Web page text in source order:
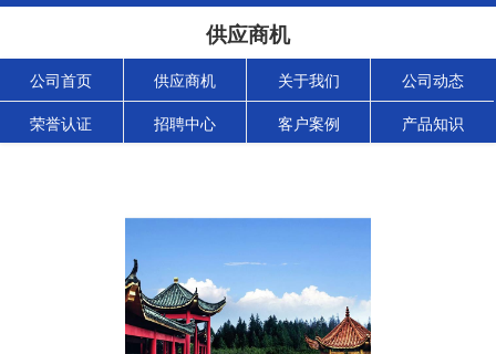
供应商机
公司首页 供应商机 关于我们 公司动态
荣誉认证 招聘中心 客户案例 产品知识